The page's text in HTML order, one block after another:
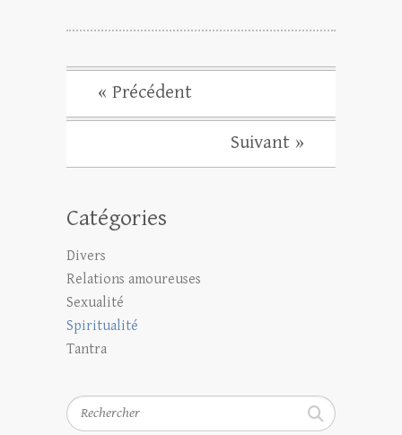
« Précédent
Suivant »
Catégories
Divers
Relations amoureuses
Sexualité
Spiritualité
Tantra
Rechercher